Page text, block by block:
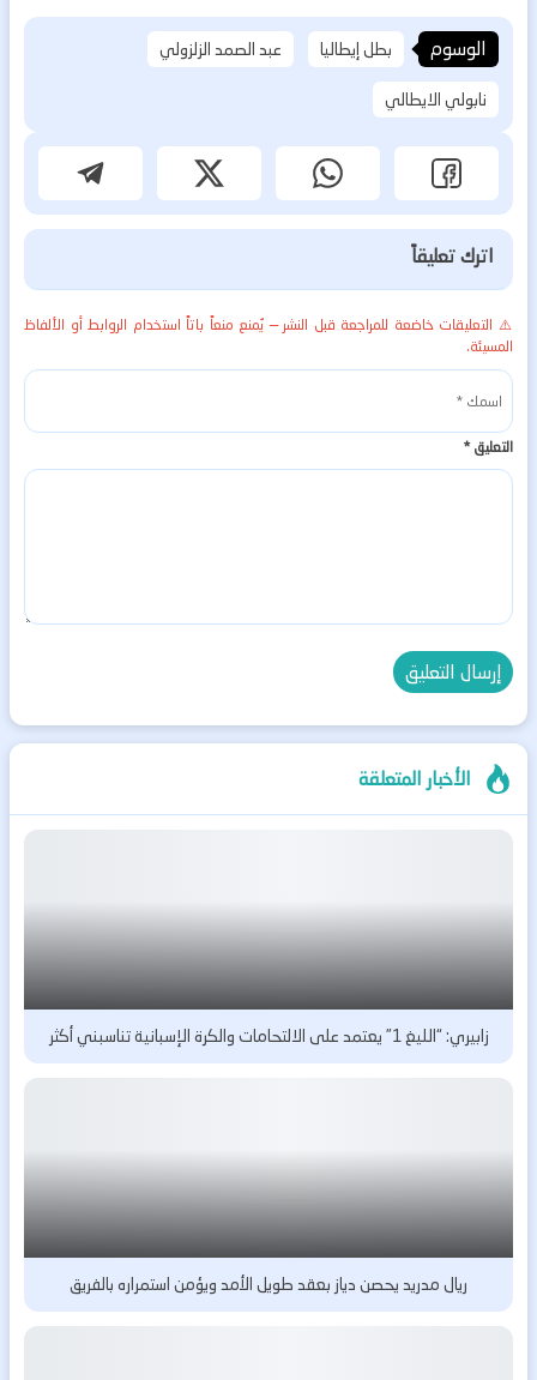
الوسوم بطل إيطاليا
عبد الصمد الزلزولي
نابولي الايطالي
اترك تعليقاً
⚠️ التعليقات خاضعة للمراجعة قبل النشر — يُمنع منعاً باتاً استخدام الروابط أو الألفاظ
المسيئة.
التعليق*
الأخبار المتعلقة
زابيري: “الليغ 1” يعتمد على الالتحامات والكرة الإسبانية تناسبني أكثر
ريال مدريد يحصن دياز بعقد طويل الأمد ويؤمن استمراره بالفريق